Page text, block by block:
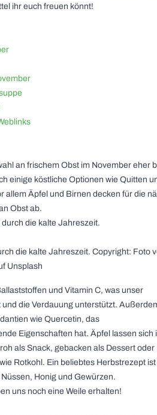
ihr euch freuen könnt!
an frischem Obst im November eher
einige köstliche Optionen wie Quitten
allem Äpfel und Birnen decken für die
Obst ab.
die kalte Jahreszeit. Copyright: Foto
Unsplash
und Vitamin C, was unser
die Verdauung unterstützt.
wie Quercetin, das
Eigenschaften hat. Äpfel lassen sich
als Snack, gebacken als Dessert oder
Rotkohl. Ein beliebtes Herbstrezept
Honig und Gewürzen.